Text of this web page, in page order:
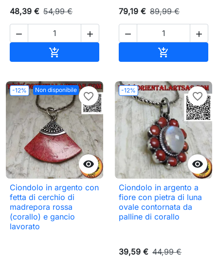
48,39 € 54,99 €
 

79,19 € 89,99 €
 

-12% Non disponibile

favorite_border
Ciondolo in argento con
fetta di cerchio di
madrepora rossa
(corallo) e gancio
lavorato
-12%

favorite_border
Ciondolo in argento a
fiore con pietra di luna
ovale contornata da
palline di corallo
39,59 € 44,99 €